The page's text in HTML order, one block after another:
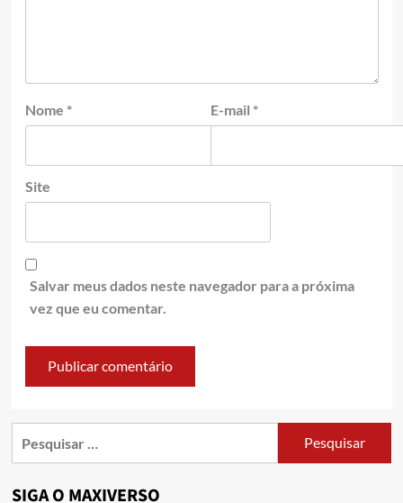
Nome * E-mail *
Site
Salvar meus dados neste navegador para a próxima
vez que eu comentar.
SIGA O MAXIVERSO